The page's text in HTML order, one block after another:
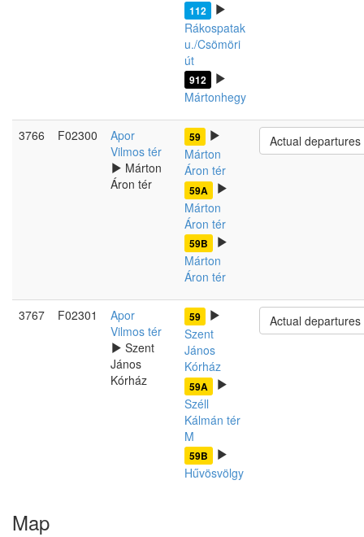
112
Rákospatak
u./Csömöri
út
912
Mártonhegy
3766 F02300
Apor
Vilmos tér
Márton
Áron tér
59
Márton
Áron tér
59A
Márton
Áron tér
59B
Márton
Áron tér
Actual departures
3767 F02301
Apor
Vilmos tér
Szent
János
Kórház
59
Szent
János
Kórház
59A
Széll
Kálmán tér
M
59B
Hűvösvölgy
Actual departures
Map